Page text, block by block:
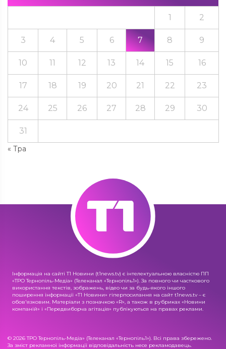
« Тра
1 2
3 4 5 6 7 8 9
10 11 12 13 14 15 16
17 18 19 20 21 22 23
24 25 26 27 28 29 30
31
Інформація на сайті Т1 Новини (t1news.tv) є інтелектуальною власністю ПП
«ТРО Тернопіль-Медіа» (Телеканал «Тернопіль1»). За повного чи часткового
використання текстів, зображень, відео чи за будь-якого іншого
поширення інформації «Т1 Новини» гіперпосилання на сайт t1news.tv – є
обов'язковим. Матеріали з позначкою «R», а також в рубриках «Новини
компаній» і «Передвиборча агітація» публікуються на правах реклами.
© 2026 ТРО Тернопіль-Медіа» (Телеканал «Тернопіль1»). Всі права збережено.
За зміст рекламної інформації відповідальність несе рекламодавець.